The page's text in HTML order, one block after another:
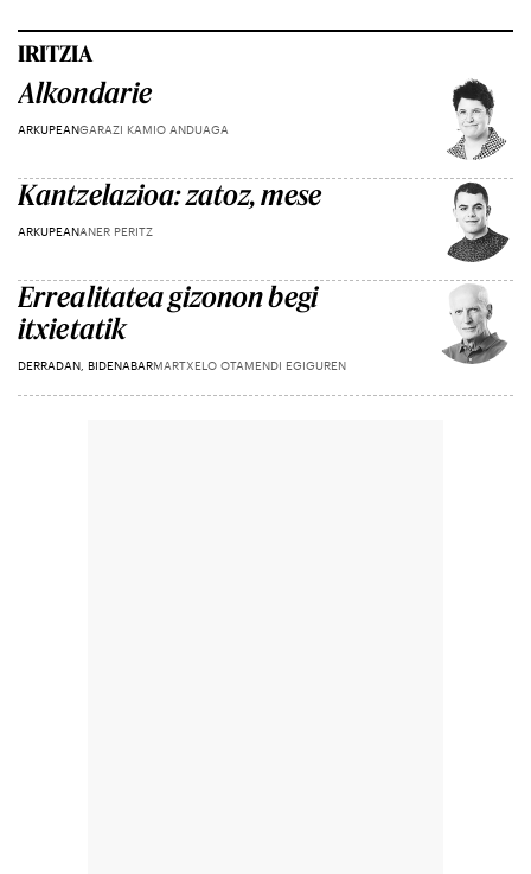
IRITZIA
Alkondarie
ARKUPEANGARAZI KAMIO ANDUAGA
Kantzelazioa: zatoz, mese
ARKUPEANANER PERITZ
Errealitatea gizonon begi
itxietatik
DERRADAN, BIDENABARMARTXELO OTAMENDI EGIGUREN